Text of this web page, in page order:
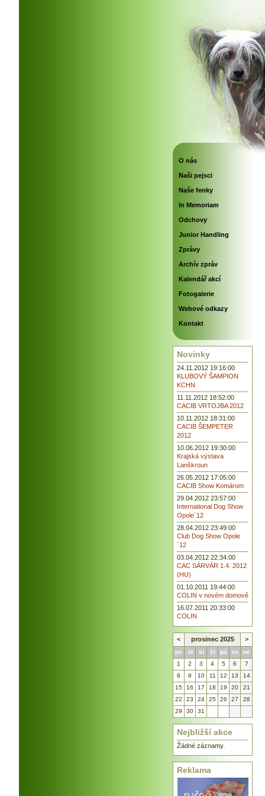
O nás
Naši pejsci
Naše fenky
In Memoriam
Odchovy
Junior Handling
Zprávy
Archív zpráv
Kalendář akcí
Fotogalerie
Webové odkazy
Kontakt
Novinky
24.11.2012 19:16:00
KLUBOVÝ ŠAMPION
KCHN
11.11.2012 18:52:00
CACIB VRTOJBA 2012
10.11.2012 18:31:00
CACIB ŠEMPETER
2012
10.06.2012 19:30:00
Krajská výstava
Lanškroun
26.05.2012 17:05:00
CACIB Show Komárom
29.04.2012 23:57:00
International Dog Show
Opole´12
28.04.2012 23:49:00
Club Dog Show Opole
´12
03.04.2012 22:34:00
CAC SÁRVÁR 1.4. 2012
(HU)
01.10.2011 19:44:00
COLIN v novém domově
16.07.2011 20:33:00
COLIN
< prosinec 2025 >
po út st čt pá so
ne
1
2 3 4 5 6
7
8
9 10 11 12 13
14
15
16 17 18 19 20
21
22
23 24 25 26 27
28
29
30 31
Nejbližší akce
Žádné záznamy.
Reklama